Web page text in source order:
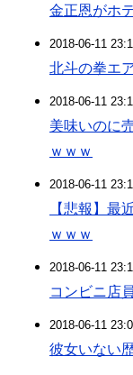
金正恩がホ
2018-06-11
北斗の拳エ
2018-06-11
美味いのに
ｗｗｗ
2018-06-11
【悲報】最
ｗｗｗ
2018-06-11
コンビニ店
2018-06-11
彼女いない